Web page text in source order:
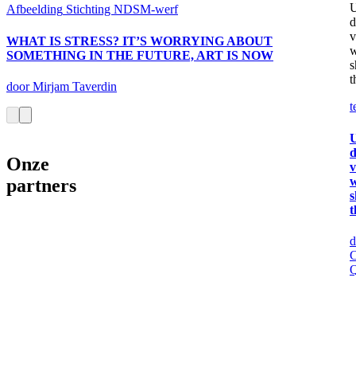
Afbeelding Stichting NDSM-werf
WHAT IS STRESS? IT’S WORRYING ABOUT
SOMETHING IN THE FUTURE, ART IS NOW
door Mirjam Taverdin
Onze
partners